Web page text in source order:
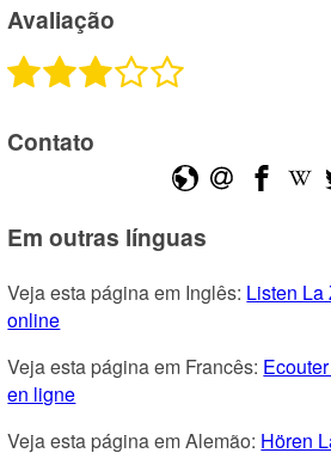
Avaliação
Contato
Em outras línguas
Veja esta página em Inglês: Listen La
online
Veja esta página em Francês:
en ligne
Veja esta página em Alemão: Hören